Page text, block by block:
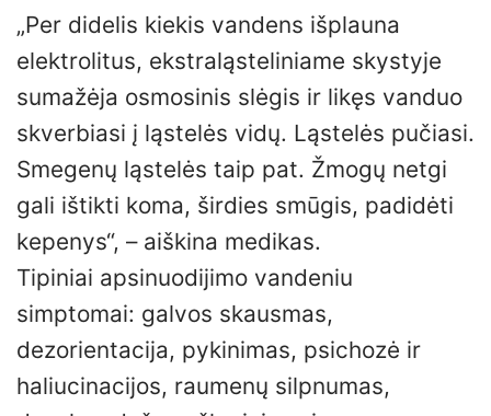
„Per didelis kiekis vandens išplauna
elektrolitus, ekstraląsteliniame skystyje
sumažėja osmosinis slėgis ir likęs vanduo
skverbiasi į ląstelės vidų. Ląstelės pučiasi.
Smegenų ląstelės taip pat. Žmogų netgi
gali ištikti koma, širdies smūgis, padidėti
kepenys“, – aiškina medikas.
Tipiniai apsinuodijimo vandeniu
simptomai: galvos skausmas,
dezorientacija, pykinimas, psichozė ir
haliucinacijos, raumenų silpnumas,